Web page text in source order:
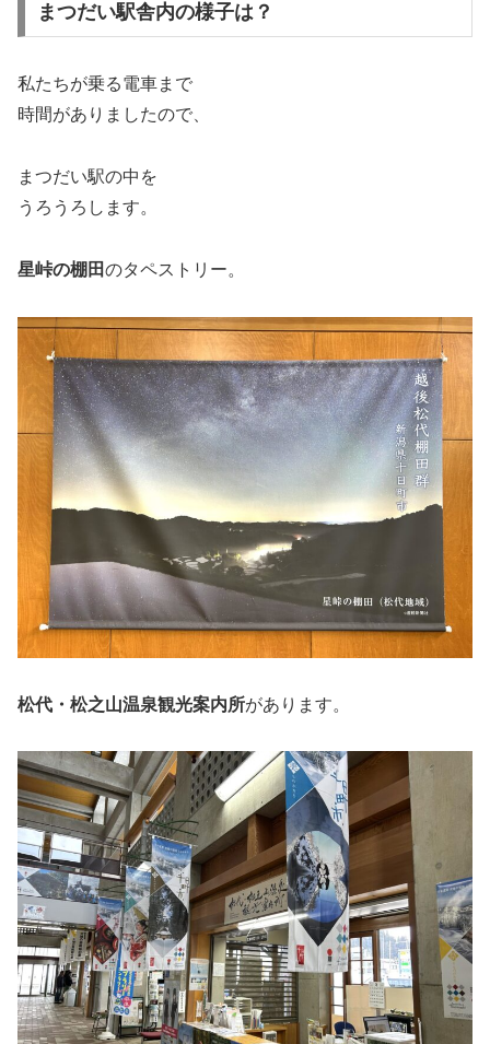
まつだい駅舎内の様子は？
私たちが乗る電車まで
時間がありましたので、
まつだい駅の中を
うろうろします。
星峠の棚田のタペストリー。
松代・松之山温泉観光案内所があります。